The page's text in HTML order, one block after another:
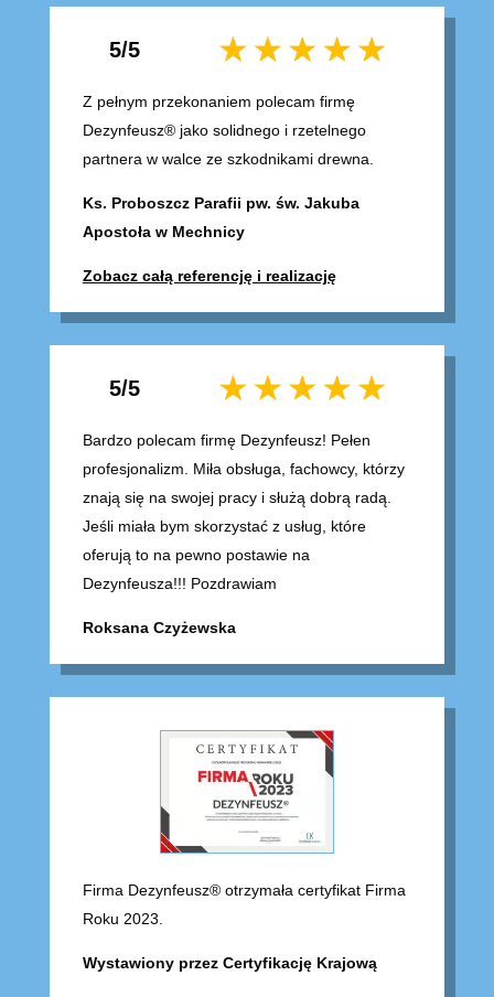
5/5
Z pełnym przekonaniem polecam firmę
Dezynfeusz® jako solidnego i rzetelnego
partnera w walce ze szkodnikami drewna.
Ks. Proboszcz Parafii pw. św. Jakuba
Apostoła w Mechnicy
Zobacz całą referencję i realizację
5/5
Bardzo polecam firmę Dezynfeusz! Pełen
profesjonalizm. Miła obsługa, fachowcy, którzy
znają się na swojej pracy i służą dobrą radą.
Jeśli miała bym skorzystać z usług, które
oferują to na pewno postawie na
Dezynfeusza!!! Pozdrawiam
Roksana Czyżewska
Firma Dezynfeusz® otrzymała certyfikat Firma
Roku 2023.
Wystawiony przez Certyfikację Krajową